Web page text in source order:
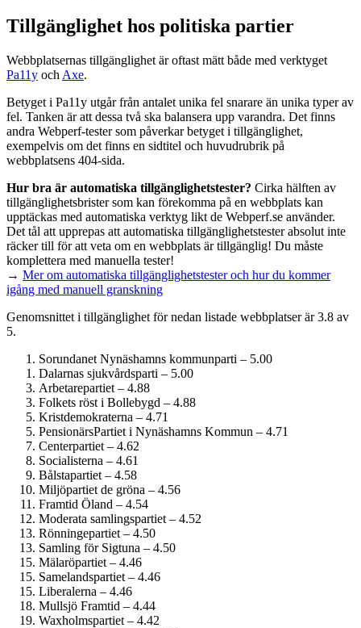
Tillgänglighet hos politiska partier
Webbplatsernas tillgänglighet är oftast mätt både med verktyget
Pa11y och Axe.
Betyget i Pa11y utgår från antalet unika fel snarare än unika typer av
fel. Tanken är att dessa två ska balansera upp varandra. Det finns
andra Webperf-tester som påverkar betyget i tillgänglighet,
exempelvis om det finns en sidtitel och huvudrubrik på
webbplatsens 404-sida.
Hur bra är automatiska tillgänglighets­tester? Cirka hälften av
tillgänglighets­brister som kan förekomma på en webbplats kan
upptäckas med automatiska verktyg likt de Webperf.se använder.
Det tål att upprepas att automatiska tillgänglighets­tester absolut inte
räcker till för att veta om en webbplats är tillgänglig! Du måste
komplettera med manuella tester!
→ Mer om automatiska tillgänglighets­tester och hur du kommer
igång med manuell granskning
Genomsnittet i tillgänglighet för nedan listade webbplatser är 3.8 av
5.
Sorundanet Nynäshamns kommunparti – 5.00
Dalarnas sjukvårdsparti – 5.00
Arbetarepartiet – 4.88
Folkets röst i Bollebygd – 4.88
Kristdemokraterna – 4.71
PensionärsPartiet i Nynäshamns Kommun – 4.71
Centerpartiet – 4.62
Socialisterna – 4.61
Bålstapartiet – 4.58
Miljöpartiet de gröna – 4.56
Framtid Öland – 4.54
Moderata samlingspartiet – 4.52
Rönningepartiet – 4.50
Samling för Sigtuna – 4.50
Mälaröpartiet – 4.46
Samelandspartiet – 4.46
Liberalerna – 4.46
Mullsjö Framtid – 4.44
Waxholmspartiet – 4.42